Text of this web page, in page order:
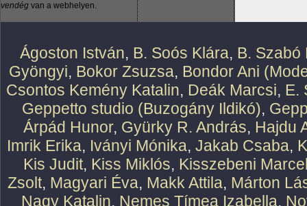
vendég van a webhelyen.
Ágoston István, B. Soós Klára, B. Szabó
Gyöngyi, Bokor Zsuzsa, Bondor Ani
Csontos Kemény Katalin, Deák Marcsi, E.
Geppetto studio (Buzogány Ildikó),
Árpád Hunor, Gyürky R. András, Hajdu
Imrik Erika, Iványi Mónika, Jakab Csaba,
Kis Judit, Kiss Miklós, Kisszebeni
Zsolt, Magyari Éva, Makk Attila, Márton
Nagy Katalin, Nemes Tímea Izabella,